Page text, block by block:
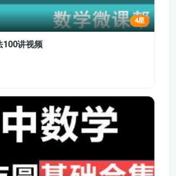
细胞的方式（主动运输、被动运
，并通过实例让学生掌握不同运输
依据。
呼吸和光合作用的过程及影响因
胞内能量的转换和利用机制。
分化、衰老、凋亡和癌变，使学生
分裂和减数分裂的过程，包括染色
4星
100讲视频